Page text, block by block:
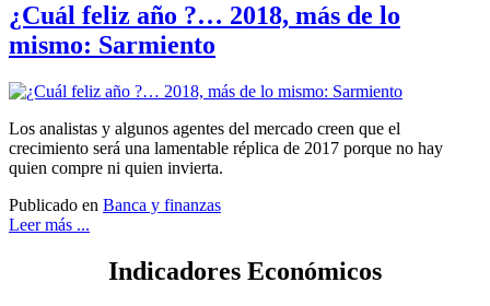
¿Cuál feliz año ?… 2018, más de lo
mismo: Sarmiento
Los analistas y algunos agentes del mercado creen que el
crecimiento será una lamentable réplica de 2017 porque no hay
quien compre ni quien invierta.
Publicado en Banca y finanzas
Leer más ...
Indicadores Económicos